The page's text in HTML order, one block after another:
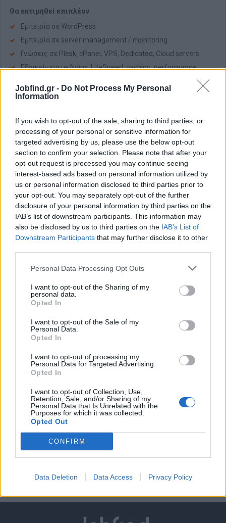
Jobfind.gr - Do Not Process My Personal
Information
If you wish to opt-out of the sale, sharing to third parties, or
processing of your personal or sensitive information for
targeted advertising by us, please use the below opt-out
section to confirm your selection. Please note that after your
opt-out request is processed you may continue seeing
interest-based ads based on personal information utilized by
us or personal information disclosed to third parties prior to
your opt-out. You may separately opt-out of the further
disclosure of your personal information by third parties on the
IAB’s list of downstream participants. This information may
also be disclosed by us to third parties on the IAB’s List of
Downstream Participants that may further disclose it to other
Personal Data Processing Opt Outs
I want to opt-out of the Sharing of my
personal data.
Opted In
I want to opt-out of the Sale of my
Personal Data.
Opted In
I want to opt-out of processing my
Personal Data for Targeted Advertising.
Opted In
I want to opt-out of Collection, Use,
Retention, Sale, and/or Sharing of my
Personal Data that Is Unrelated with the
Purposes for which it was collected.
Opted Out
CONFIRM
Data Deletion Data Access Privacy Policy
Θα εκτιμηθεί επιπλέον
Εμπειρία σε WordPress
Εμπειρία σε server management / monitoring
Γνώσεις σε Plesk, cPanel, VPS, Dedicated, Cloud servers
Εξοικείωση με Nginx, LiteSpeed, caching, performance
Εμπειρία με APIs, XML/CSV feeds, integrations και migration
Προφίλ υποψηφίου
Ομαδικό πνεύμα
Θετική στάση
Problem solving νοοτροπία
Επικοινωνιακός/ή και συνεργάσιμος/η
Υπευθυνότητα και επαγγελματισμός
Διάθεση για εξέλιξη και μάθηση
Παροχές
Εξαιρετικό περιβάλλον εργασίας
Ανταγωνιστικές αποδοχές, ανάλογα με εμπειρία και μορφή
συνεργασίας
Δυνατότητα συνεργασίας μερικής, πλήρους ή freelance
απασχόλησης
Τρόπος επικοινωνίας
Βιογραφικό
LinkedIn profile
Προαιρετικά οποιοδήποτε άλλο σχετικό link που δείχνει τη
δουλειά σας
Σημαντικό: Αναζητούμε άτομο με πραγματική εμπειρία πάνω σε
OpenCart και WooCommerce, γι’ αυτό παρακαλούμε να
υποβάλλονται αιτήσεις μόνο από υποψηφίους που καλύπτουν